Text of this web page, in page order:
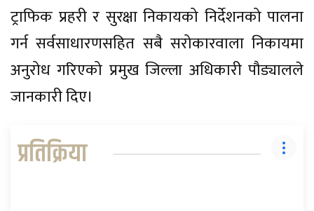
ट्राफिक प्रहरी र सुरक्षा निकायको निर्देशनको पालना
गर्न सर्वसाधारणसहित सबै सरोकारवाला निकायमा
अनुरोध गरिएको प्रमुख जिल्ला अधिकारी पौड्यालले
जानकारी दिए।
प्रतिक्रिया